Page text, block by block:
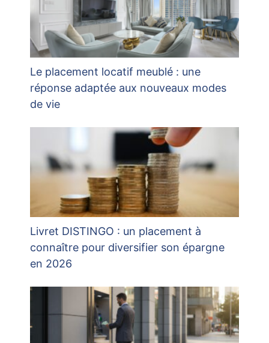
Le placement locatif meublé : une
réponse adaptée aux nouveaux modes
de vie
Livret DISTINGO : un placement à
connaître pour diversifier son épargne
en 2026